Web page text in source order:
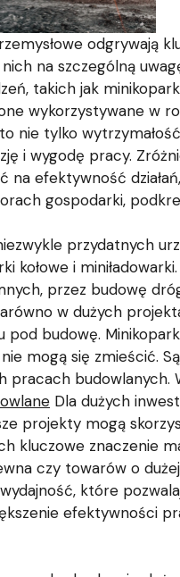
odgrywają
na szczególną
takich jak
wykorzystywane w
nie tylko
i wygodę pracy.
na efektywność
gospodarki,
przydatnych
kołowe i miniładowarki.
przez budowę
w dużych
budowę.
mogą się zmieścić.
pracach budowlanych.
Dla dużych
projekty mogą
kluczowe znaczenie
czy towarów o
które
efektywności